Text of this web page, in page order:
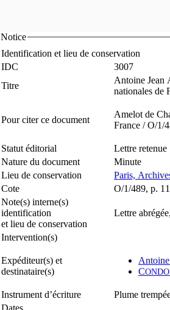
Notice
Identification et lieu de conservation
IDC
3007
Titre
Antoine Jean
nationales de
Pour citer ce document
Amelot de
France / O/1/
Statut éditorial
Lettre retenue
Nature du document
Minute
Lieu de conservation
Paris,
Cote
O/1/489, p.
Note(s) interne(s)
identification
et lieu de conservation
Lettre
Intervention(s)
Expéditeur(s) et
destinataire(s)
C
Instrument d’écriture
Plume
Dates